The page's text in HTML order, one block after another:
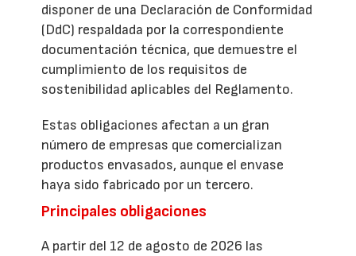
disponer de una Declaración de Conformidad
(DdC) respaldada por la correspondiente
documentación técnica, que demuestre el
cumplimiento de los requisitos de
sostenibilidad aplicables del Reglamento.
Estas obligaciones afectan a un gran
número de empresas que comercializan
productos envasados, aunque el envase
haya sido fabricado por un tercero.
Principales obligaciones
A partir del 12 de agosto de 2026 las